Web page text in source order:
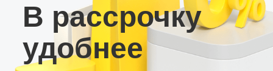
В рассрочку
удобнее